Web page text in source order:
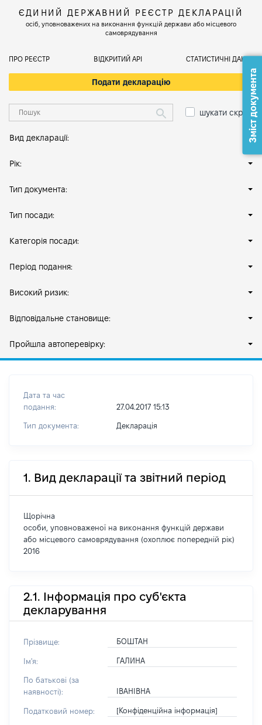
ЄДИНИЙ ДЕРЖАВНИЙ РЕЄСТР ДЕКЛАРАЦІЙ
осіб, уповноважених на виконання функцій держави або місцевого
самоврядування
ПРО РЕЄСТР ВІДКРИТИЙ АРІ СТАТИСТИЧНІ ДАНІ
Подати декларацію
шукати скрізь
Вид декларації:
Рік:
Тип документа:
Тип посади:
Категорія посади:
Період подання:
Високий ризик:
Відповідальне становище:
Пройшла автоперевірку:
Дата та час
подання:
27.04.2017 15:13
Тип документа: Декларація
1. Вид декларації та звітний період
Щорічна
особи, уповноваженої на виконання функцій держави
або місцевого самоврядування (охоплює попередній рік)
2016
2.1. Інформація про суб'єкта
декларування
Прізвище: БОШТАН
Ім'я: ГАЛИНА
По батькові (за
наявності):
ІВАНІВНА
Податковий номер: [Конфіденційна інформація]
Зміст документа